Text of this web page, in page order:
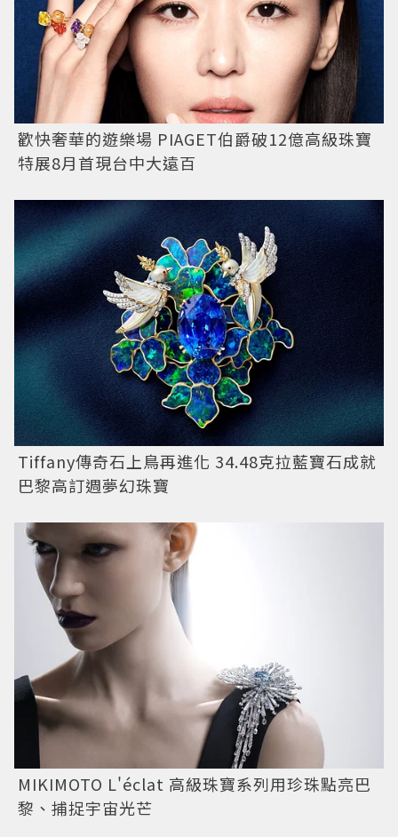
歡快奢華的遊樂場 PIAGET伯爵破12億高級珠寶
特展8月首現台中大遠百
Tiffany傳奇石上鳥再進化 34.48克拉藍寶石成就
巴黎高訂週夢幻珠寶
MIKIMOTO L'éclat 高級珠寶系列用珍珠點亮巴
黎、捕捉宇宙光芒